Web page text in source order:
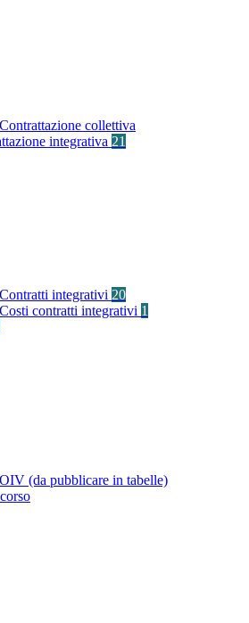
Contrattazione collettiva
integrativa 21
Contratti integrativi 20
Costi contratti integrativi 1
OIV (da pubblicare in tabelle)